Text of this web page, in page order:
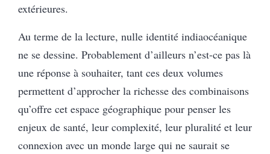
extérieures.
Au terme de la lecture, nulle identité indiaocéanique
ne se dessine. Probablement d’ailleurs n’est-ce pas là
une réponse à souhaiter, tant ces deux volumes
permettent d’approcher la richesse des combinaisons
qu’offre cet espace géographique pour penser les
enjeux de santé, leur complexité, leur pluralité et leur
connexion avec un monde large qui ne saurait se